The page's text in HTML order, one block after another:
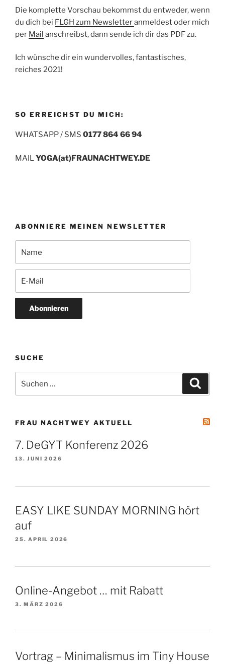
Die komplette Vorschau bekommst du entweder, wenn
du dich bei FLGH zum Newsletteranmeldest oder mich
per Mail anschreibst, dann sende ich dir das PDF zu.
Ich wünsche dir ein wundervolles, fantastisches,
reiches 2021!
SO ERREICHST DU MICH:
WHATSAPP / SMS 0177 864 66 94
MAILYOGA(at)FRAUNACHTWEY.DE
ABONNIERE MEINEN NEWSLETTER
Abonnieren
SUCHE
nach:
FRAU NACHTWEY AKTUELL
7. DeGYT Konferenz 2026
13. JUNI 2026
EASY LIKE SUNDAY MORNING hört
auf
25. APRIL 2026
Online-Angebot … mit Rabatt
3. MÄRZ 2026
Vortrag – Minimalismus im Tiny House